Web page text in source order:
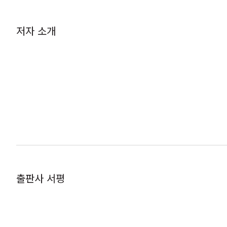
저자 소개
출판사 서평